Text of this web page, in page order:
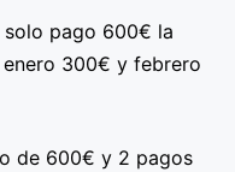
solo pago 600€ la
enero 300€ y febrero
de 600€ y 2 pagos